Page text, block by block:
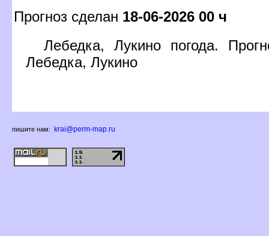
Прогноз сделан 18-06-2026 00 ч
Лебедка, Лукино погода.
Лебедка, Лукино
пишите нам: krai@perm-map.ru